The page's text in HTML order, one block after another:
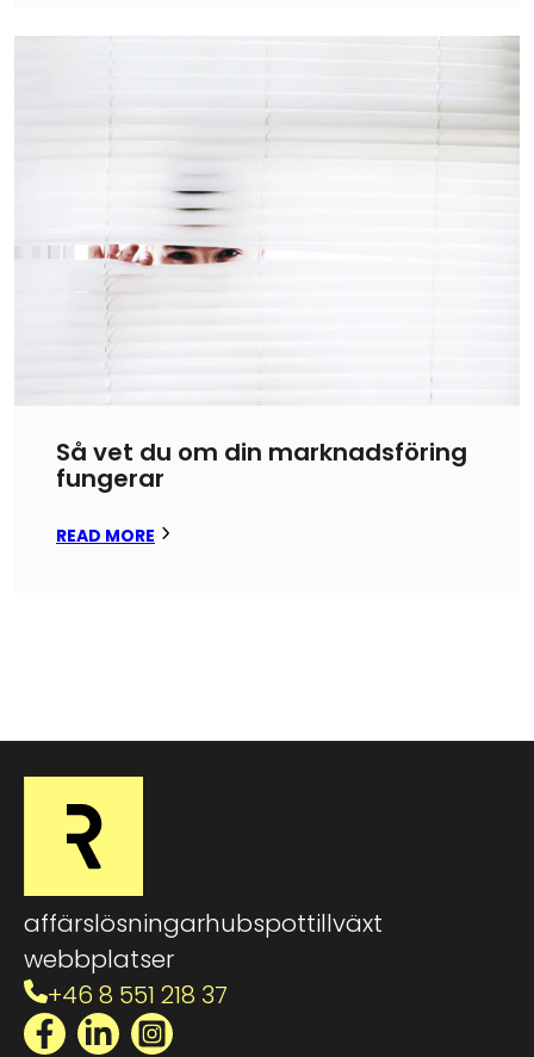
Så vet du om din marknadsföring
fungerar
READ MORE
affärslösningarhubspottillväxt
webbplatser
+46 8 551 218 37
Facebook
LinkedInInstagram